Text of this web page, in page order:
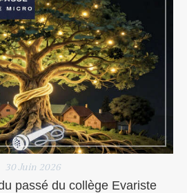
30 Juin 2026
passé du collège Evariste